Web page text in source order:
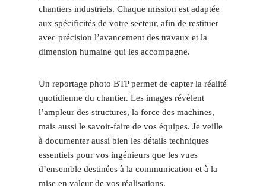
chantiers industriels. Chaque mission est adaptée
aux spécificités de votre secteur, afin de restituer
avec précision l’avancement des travaux et la
dimension humaine qui les accompagne.
Un reportage photo BTP permet de capter la réalité
quotidienne du chantier. Les images révèlent
l’ampleur des structures, la force des machines,
mais aussi le savoir-faire de vos équipes. Je veille
à documenter aussi bien les détails techniques
essentiels pour vos ingénieurs que les vues
d’ensemble destinées à la communication et à la
mise en valeur de vos réalisations.